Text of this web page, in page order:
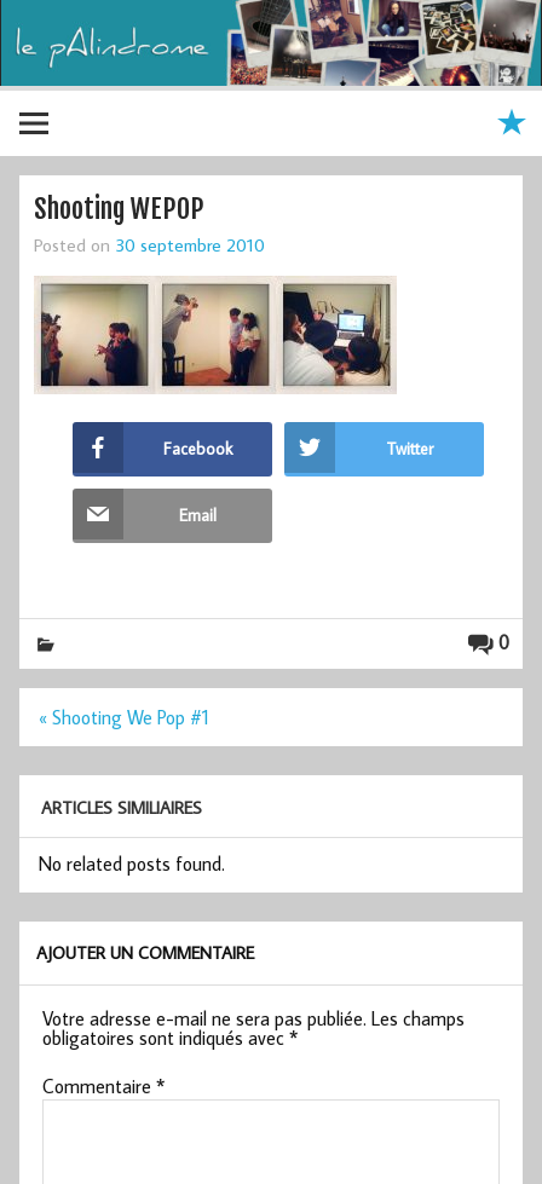
Shooting WEPOP
Posted on 30 septembre 2010
Facebook Twitter
Email
0
Navigation
« Shooting We Pop #1
ARTICLES SIMILIAIRES
No related posts found.
AJOUTER UN COMMENTAIRE
Votre adresse e-mail ne sera pas publiée. Les champs
obligatoires sont indiqués avec*
Commentaire*